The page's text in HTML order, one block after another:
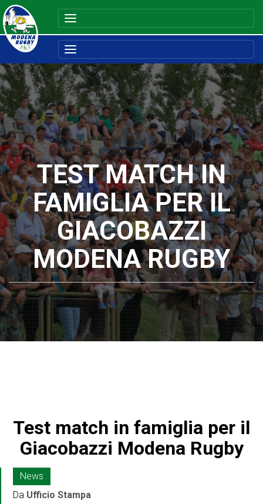
TEST MATCH IN
FAMIGLIA PER IL
GIACOBAZZI
MODENA RUGBY
Test match in famiglia per il
Giacobazzi Modena Rugby
News
Da Ufficio Stampa